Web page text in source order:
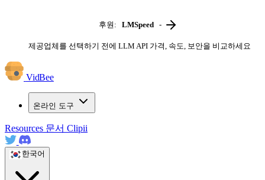
후원: LMSpeed -
제공업체를 선택하기 전에 LLM API 가격, 속도, 보안을 비교하세요
VidBee
온라인 도구
Resources 문서 Clipii
한국어